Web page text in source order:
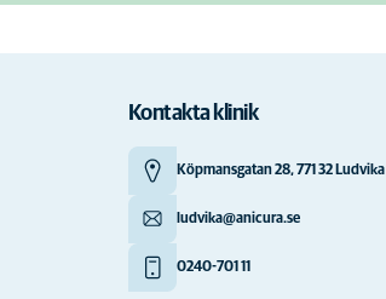
Kontakta klinik
Köpmansgatan 28, 771 32 Ludvika
ludvika@anicura.se
0240-701 11